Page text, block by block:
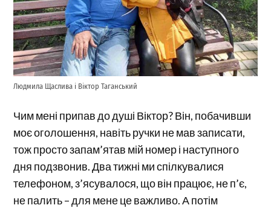
Людмила Щаслива і Віктор Таганський
Чим мені припав до душі Віктор? Він, побачивши
моє оголошення, навіть ручки не мав записати,
тож просто запам’ятав мій номер і наступного
дня подзвонив. Два тижні ми спілкувалися
телефоном, з’ясувалося, що він працює, не п’є,
не палить – для мене це важливо. А потім